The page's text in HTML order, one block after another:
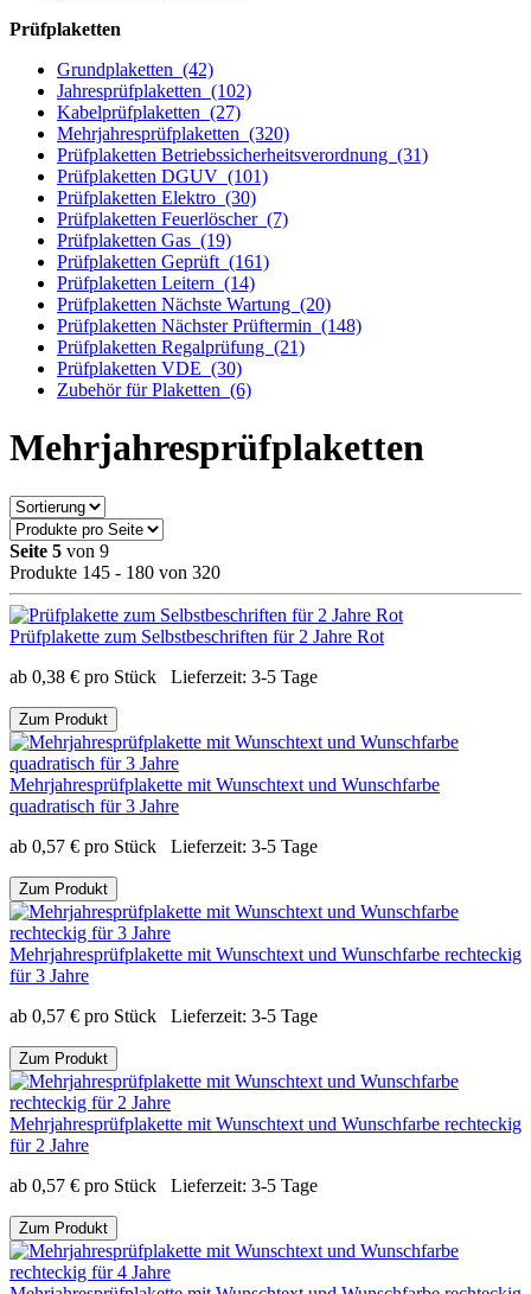
Prüfplaketten
Grundplaketten (42)
Jahresprüfplaketten (102)
Kabelprüfplaketten (27)
Mehrjahresprüfplaketten (320)
Prüfplaketten Betriebssicherheitsverordnung (31)
Prüfplaketten DGUV (101)
Prüfplaketten Elektro (30)
Prüfplaketten Feuerlöscher (7)
Prüfplaketten Gas (19)
Prüfplaketten Geprüft (161)
Prüfplaketten Leitern (14)
Prüfplaketten Nächste Wartung (20)
Prüfplaketten Nächster Prüftermin (148)
Prüfplaketten Regalprüfung (21)
Prüfplaketten VDE (30)
Zubehör für Plaketten (6)
Mehrjahresprüfplaketten
Seite 5 von 9
Produkte 145 - 180 von 320
Prüfplakette zum Selbstbeschriften für 2 Jahre Rot
ab 0,38 € pro Stück Lieferzeit: 3-5 Tage
Zum Produkt
Mehrjahresprüfplakette mit Wunschtext und Wunschfarbe
quadratisch für 3 Jahre
ab 0,57 € pro Stück Lieferzeit: 3-5 Tage
Zum Produkt
Mehrjahresprüfplakette mit Wunschtext und Wunschfarbe rechteckig
für 3 Jahre
ab 0,57 € pro Stück Lieferzeit: 3-5 Tage
Zum Produkt
Mehrjahresprüfplakette mit Wunschtext und Wunschfarbe rechteckig
für 2 Jahre
ab 0,57 € pro Stück Lieferzeit: 3-5 Tage
Zum Produkt